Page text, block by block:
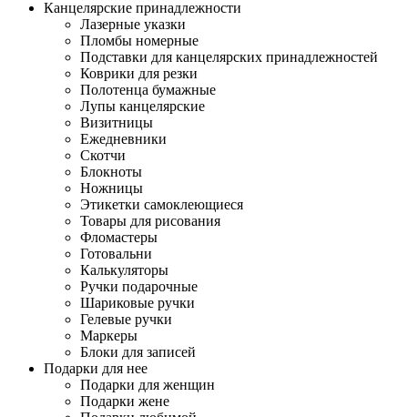
Канцелярские принадлежности
Лазерные указки
Пломбы номерные
Подставки для канцелярских принадлежностей
Коврики для резки
Полотенца бумажные
Лупы канцелярские
Визитницы
Ежедневники
Скотчи
Блокноты
Ножницы
Этикетки самоклеющиеся
Товары для рисования
Фломастеры
Готовальни
Калькуляторы
Ручки подарочные
Шариковые ручки
Гелевые ручки
Маркеры
Блоки для записей
Подарки для нее
Подарки для женщин
Подарки жене